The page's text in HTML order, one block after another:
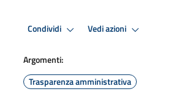
Condividi Vedi azioni
Argomenti:
Trasparenza amministrativa